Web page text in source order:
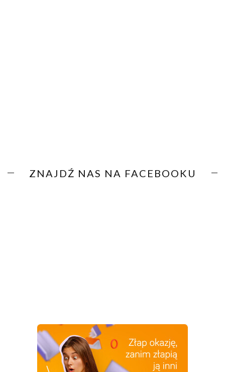
ZNAJDŹ NAS NA FACEBOOKU